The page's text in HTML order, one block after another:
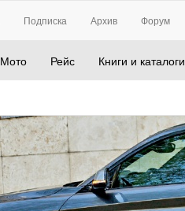
Подписка Архив Форум
Мото Рейс Книги и каталоги